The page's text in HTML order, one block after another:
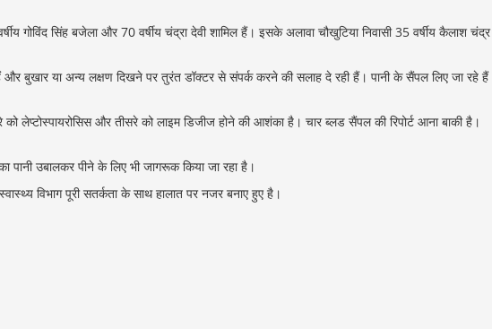
गोविंद सिंह बजेला और 70 वर्षीय चंद्रा देवी शामिल हैं। इसके अलावा चौखुटिया निवासी 35 वर्षीय कैलाश चंद्र
हैं और बुखार या अन्य लक्षण दिखने पर तुरंत डॉक्टर से संपर्क करने की सलाह दे रही हैं। पानी के सैंपल लिए जा रहे हैं
लेप्टोस्पायरोसिस और तीसरे को लाइम डिजीज होने की आशंका है। चार ब्लड सैंपल की रिपोर्ट आना बाकी है।
पानी उबालकर पीने के लिए भी जागरूक किया जा रहा है।
विभाग पूरी सतर्कता के साथ हालात पर नजर बनाए हुए है।